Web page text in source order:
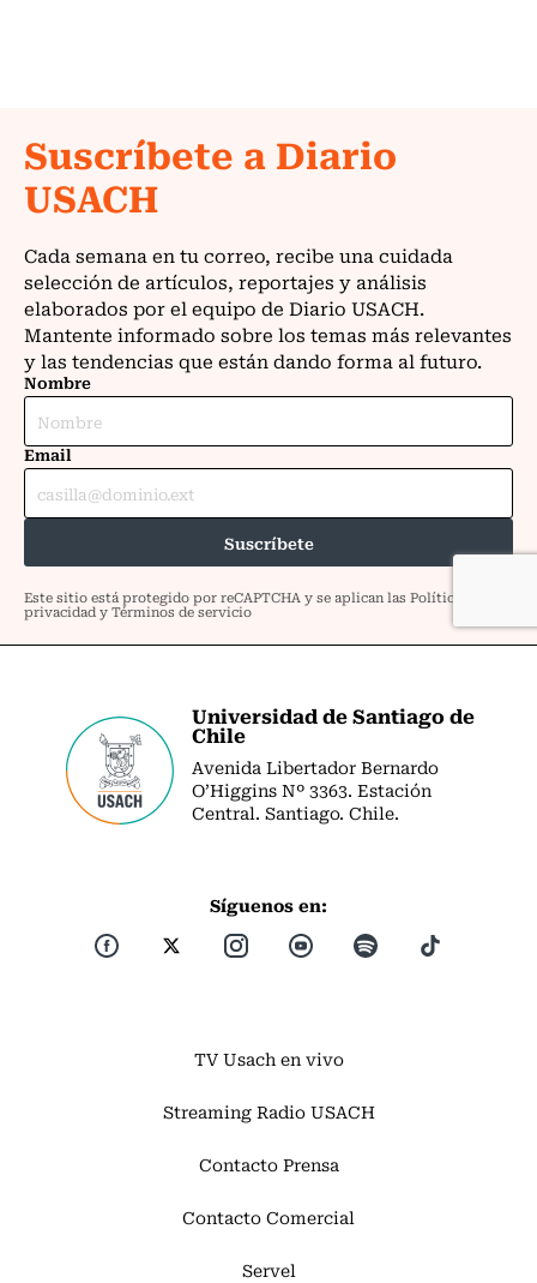
Universidad de Santiago de
Chile
Avenida Libertador Bernardo
O’Higgins Nº 3363. Estación
Central. Santiago. Chile.
Síguenos en:
TV Usach en vivo
Streaming Radio USACH
Contacto Prensa
Contacto Comercial
Servel